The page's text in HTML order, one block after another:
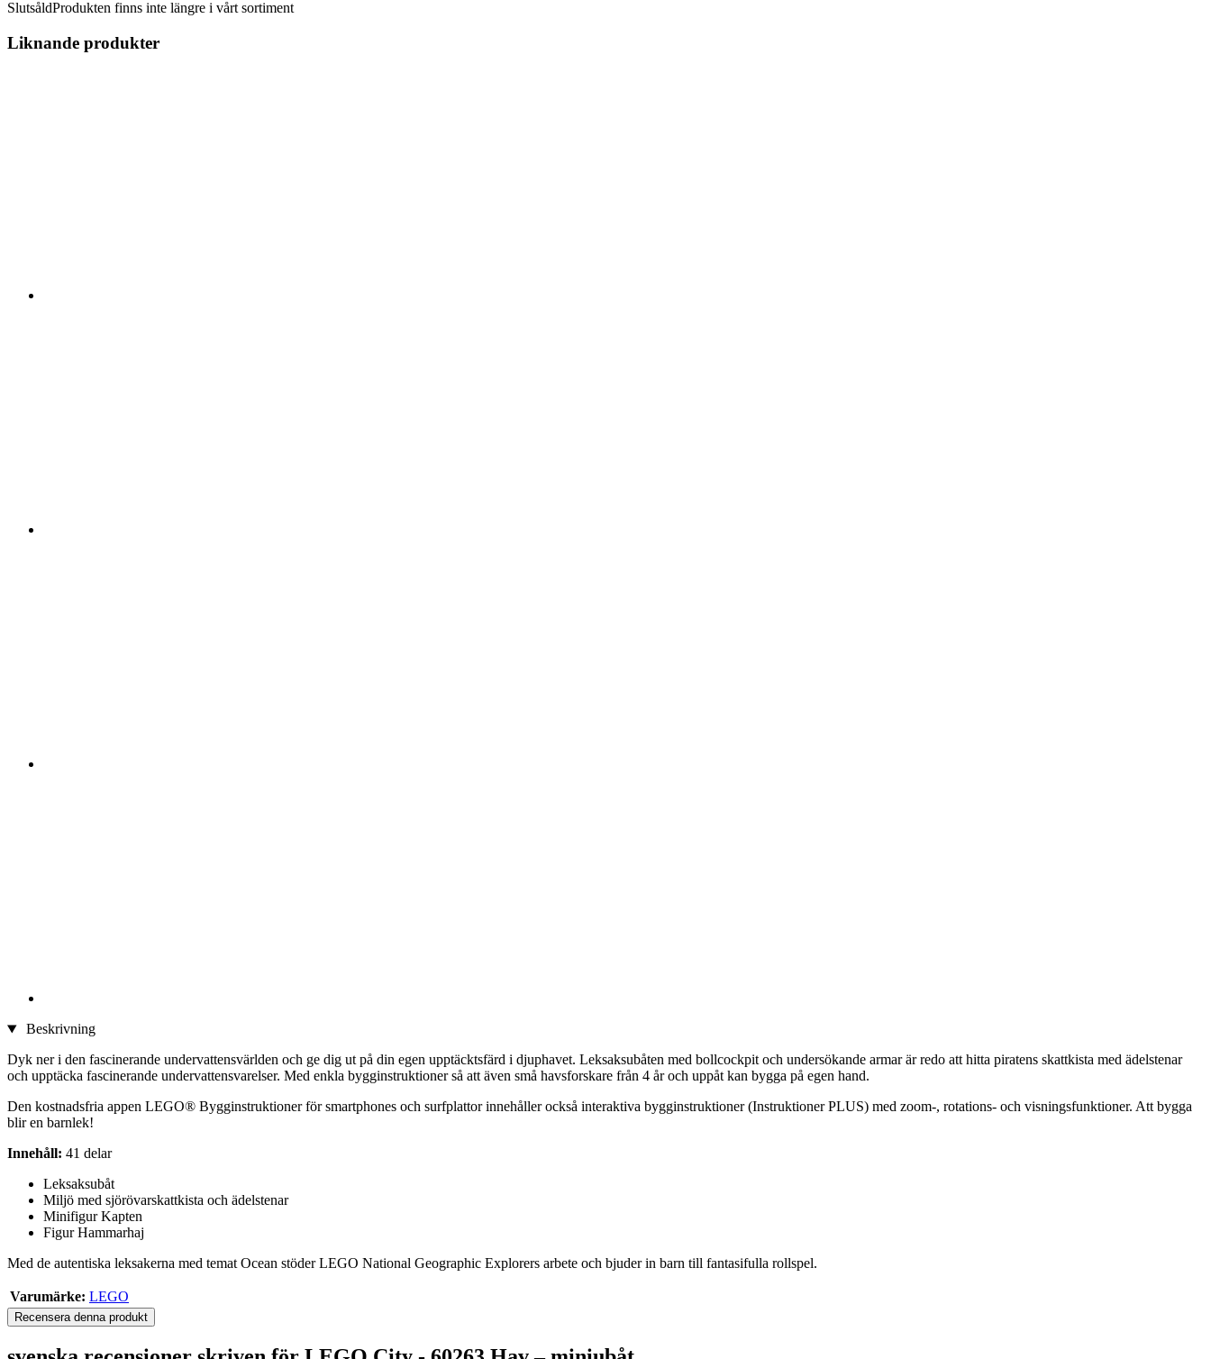
SlutsåldProdukten finns inte längre i vårt sortiment
Liknande produkter
Beskrivning
Dyk ner i den fascinerande undervattensvärlden och ge dig ut på din egen upptäcktsfärd i djuphavet. Leksaksubåten med bollcockpit och undersökande armar är redo att hitta piratens skattkista med ädelstenar
och upptäcka fascinerande undervattensvarelser. Med enkla bygginstruktioner så att även små havsforskare från 4 år och uppåt kan bygga på egen hand.
Den kostnadsfria appen LEGO® Bygginstruktioner för smartphones och surfplattor innehåller också interaktiva bygginstruktioner (Instruktioner PLUS) med zoom-, rotations- och visningsfunktioner. Att bygga
blir en barnlek!
Innehåll: 41 delar
Leksaksubåt
Miljö med sjörövarskattkista och ädelstenar
Minifigur Kapten
Figur Hammarhaj
Med de autentiska leksakerna med temat Ocean stöder LEGO National Geographic Explorers arbete och bjuder in barn till fantasifulla rollspel.
Varumärke: LEGO
Recensera denna produkt